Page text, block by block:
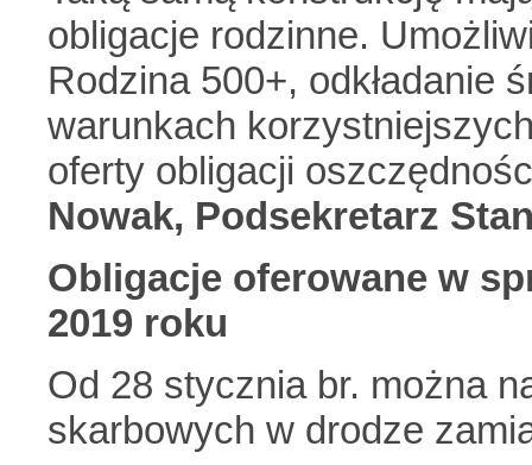
obligacje rodzinne.
Rodzina 500+, odkładanie
warunkach
oferty obligacji
Nowak, Podsekretarz
Obligacje oferowane w
2019 roku
Od 28 stycznia br. można
skarbowych w drodze